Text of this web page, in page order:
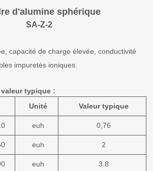
d'alumine sphérique
SA-Z-2
capacité de charge élevée, conductivité
impuretés ioniques.
typique :
Unité Valeur typique
euh 0,76
euh 2
euh 3.8